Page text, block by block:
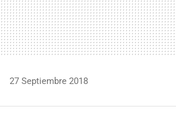
27 Septiembre 2018